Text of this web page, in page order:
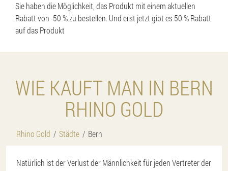
Sie haben die Möglichkeit, das Produkt mit einem aktuellen
Rabatt von -50 % zu bestellen. Und erst jetzt gibt es 50 % Rabatt
auf das Produkt
WIE KAUFT MAN IN BERN
RHINO GOLD
Rhino Gold Städte Bern
Natürlich ist der Verlust der Männlichkeit für jeden Vertreter der